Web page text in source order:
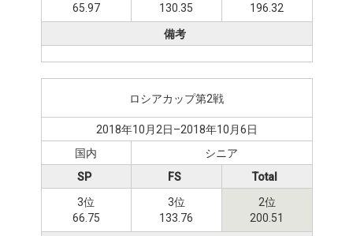
65.97
130.35
196.32
備考
ロシアカップ第2戦
2018年10月2日–2018年10月6日
国内
シニア
SP
3位
66.75
FS
3位
133.76
Total
2位
200.51